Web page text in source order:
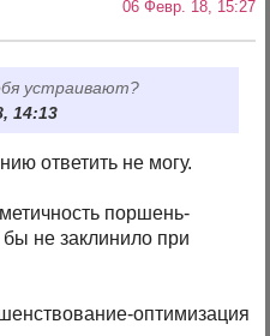
06 Февр. 18, 15:27
устраивают?
14:13
ответить не могу.
поршень-
не заклинило при
оптимизация